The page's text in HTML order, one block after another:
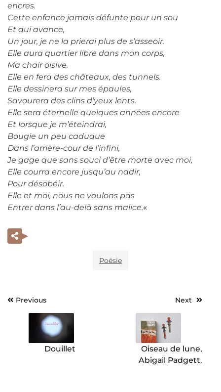
encres.
Cette enfance jamais défunte pour un sou
Et qui avance,
Un jour, je ne la prierai plus de s’asseoir.
Elle aura quartier libre dans mon corps,
Ma chair oisive.
Elle en fera des châteaux, des tunnels.
Elle dessinera sur mes épaules,
Savourera des clins d’yeux lents.
Elle sera éternelle quelques années encore
Et lorsque je m’éteindrai,
Bougie un peu caduque
Dans l’arrière-cour de l’infini,
Je gage que sans souci d’être morte avec moi,
Elle courra encore jusqu’au nadir,
Pour désobéir.
Elle et moi, nous ne voulons pas
Entrer dans l’au-delà sans malice.«
Poésie
Navigation
l’article
Previous
Douillet
Next
Oiseau de lune,
Abigail Padgett.